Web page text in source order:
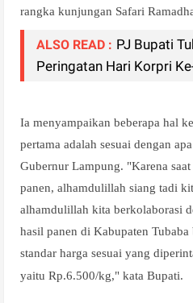
rangka kunjungan Safari
ALSO READ : PJ Bupati
Peringatan Hari Korpri
Ia menyampaikan beberapa hal
pertama adalah sesuai dengan
Gubernur Lampung. "Karena
panen, alhamdulillah siang tadi
alhamdulillah kita berkolaborasi
hasil panen di Kabupaten
standar harga sesuai yang
yaitu Rp.6.500/kg," kata Bupati.